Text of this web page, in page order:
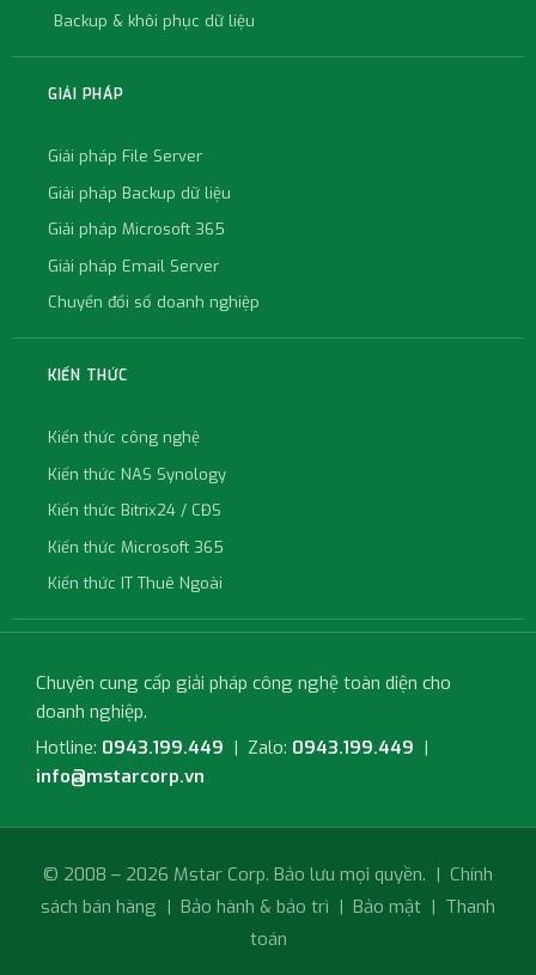
Backup & khôi phục dữ liệu
GIẢI PHÁP
Giải pháp File Server
Giải pháp Backup dữ liệu
Giải pháp Microsoft 365
Giải pháp Email Server
Chuyển đổi số doanh nghiệp
KIẾN THỨC
Kiến thức công nghệ
Kiến thức NAS Synology
Kiến thức Bitrix24 / CĐS
Kiến thức Microsoft 365
Kiến thức IT Thuê Ngoài
Chuyên cung cấp giải pháp công nghệ toàn diện cho
doanh nghiệp.
Hotline: 0943.199.449 | Zalo: 0943.199.449 |
info@mstarcorp.vn
© 2008 – 2026 Mstar Corp. Bảo lưu mọi quyền. | Chính
sách bán hàng | Bảo hành & bảo trì | Bảo mật | Thanh
toán